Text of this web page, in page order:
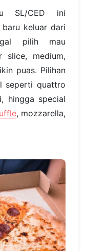
SL/CED ini
keluar dari
pilih mau
slice, medium,
puas. Pilihan
seperti quattro
hingga special
, mozzarella,